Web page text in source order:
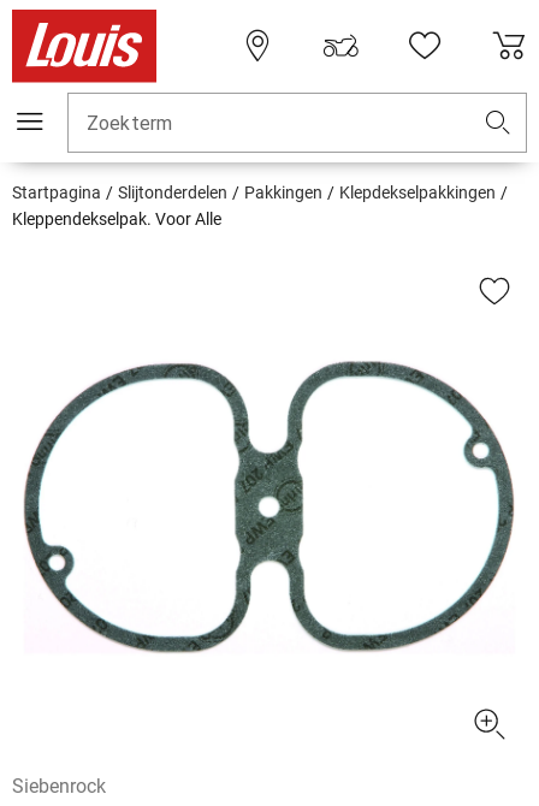
Zoekterm
Startpagina Slijtonderdelen Pakkingen
Klepdekselpakkingen
Kleppendekselpak. Voor Alle
Siebenrock